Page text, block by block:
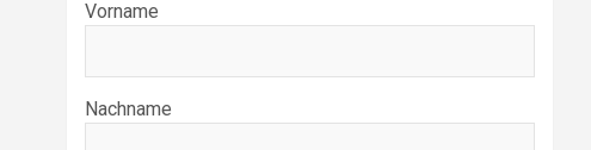
Vorname
Nachname